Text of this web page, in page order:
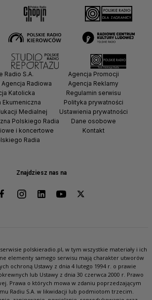
Znajdziesz nas na
Radio S.A.
Radiowa
Katolicka
Ekumeniczna
Medialnej
Polskiego Radia
i koncertowe
Radia
Agencja Promocji
Agencja Reklamy
Regulamin serwisu
Polityka prywatności
Ustawienia prywatności
Dane osobowe
Kontakt
polskieradio.pl, w tym wszystkie materiały i ich
elementy samego serwisu mają charakter utworów
ochroną Ustawy z dnia 4 lutego 1994 r. o prawie
lub Ustawy z dnia 30 czerwca 2000 r. Prawo
Prawa o których mowa w zdaniu poprzedzającym
Radiu S.A. w likwidacji lub podmiotom trzecim.